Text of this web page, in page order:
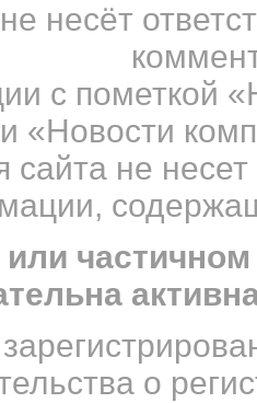
несёт
с пометкой
и «Новости
сайта не
о